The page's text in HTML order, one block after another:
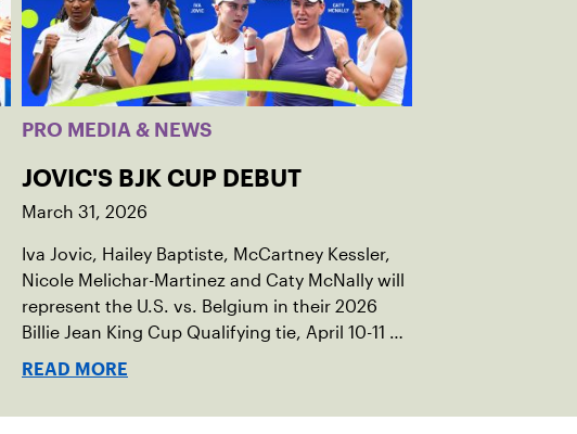
PRO MEDIA & NEWS
JOVIC'S BJK CUP DEBUT
March 31, 2026
Iva Jovic, Hailey Baptiste, McCartney Kessler,
Nicole Melichar-Martinez and Caty McNally will
represent the U.S. vs. Belgium in their 2026
Billie Jean King Cup Qualifying tie, April 10-11 on
indoor red clay in Ostend, Belgium.
READ MORE